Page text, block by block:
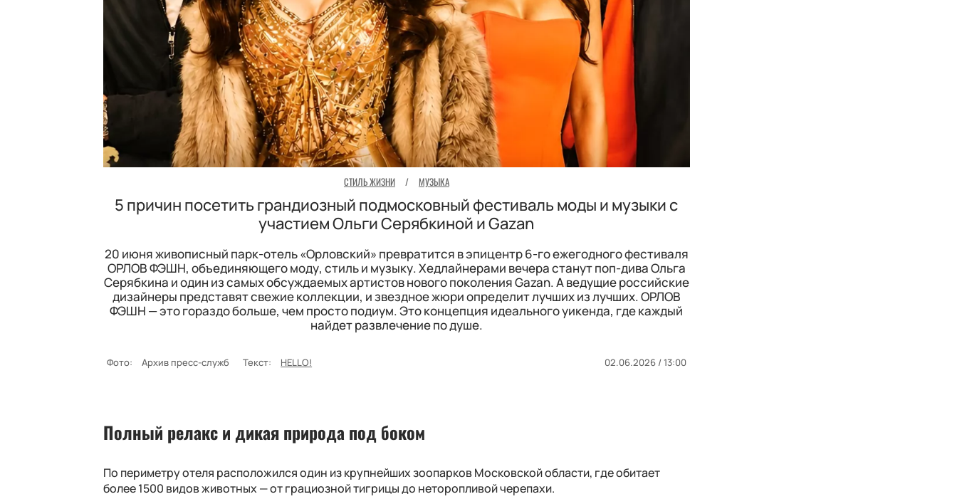
СТИЛЬ ЖИЗНИ / МУЗЫКА
5 причин посетить грандиозный подмосковный фестиваль моды и музыки с
участием Ольги Серябкиной и Gazan
20 июня живописный парк-отель «Орловский» превратится в эпицентр 6-го ежегодного фестиваля
ОРЛОВ ФЭШН, объединяющего моду, стиль и музыку. Хедлайнерами вечера станут поп-дива Ольга
Серябкина и один из самых обсуждаемых артистов нового поколения Gazan. А ведущие российские
дизайнеры представят свежие коллекции, и звездное жюри определит лучших из лучших. ОРЛОВ
ФЭШН — это гораздо больше, чем просто подиум. Это концепция идеального уикенда, где каждый
найдет развлечение по душе.
Фото: Архив пресс-служб Текст: HELLO! 02.06.2026 / 13:00
Полный релакс и дикая природа под боком
По периметру отеля расположился один из крупнейших зоопарков Московской области, где обитает
более 1500 видов животных — от грациозной тигрицы до неторопливой черепахи.